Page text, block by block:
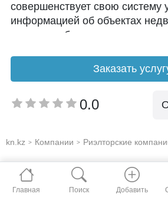
совершенствует свою систему
информацией об объектах
позволяет быстро находить
принципами нашей работы
профессионализм, надежность,
нацеленность на результат и
на интересы клиента.
специалисты, широкий выбор
высокие стандарты
вашего спокойствия.
Заказать
0.0
kn.kz > Компании > Риэлторские
Главная Поиск Добавить